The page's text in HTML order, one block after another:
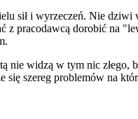
sił i wyrzeczeń. Nie
z pracodawcą dorobić na
nie widzą w tym nic
szereg problemów na